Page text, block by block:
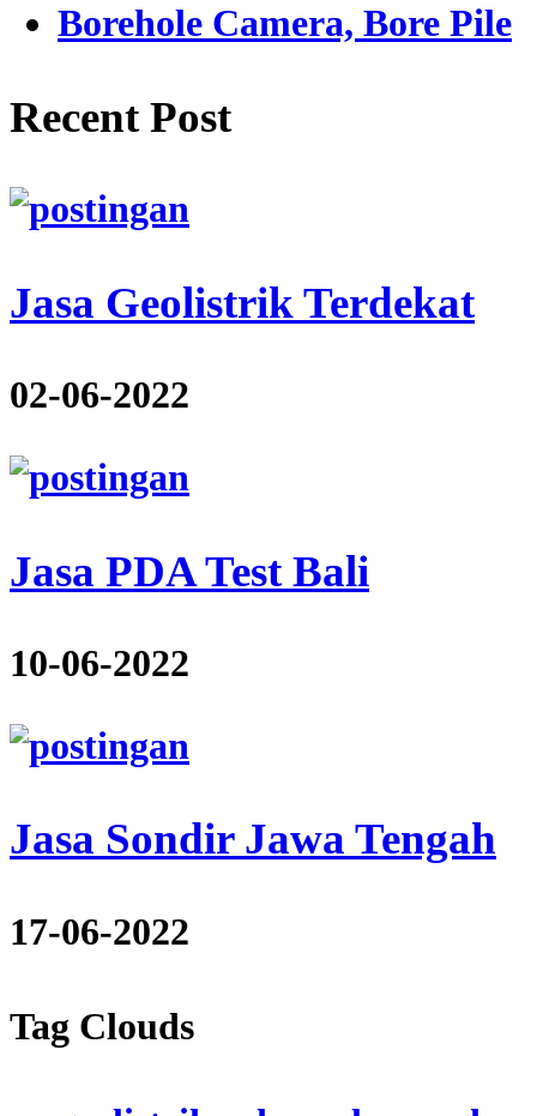
Borehole Camera, Bore Pile
Recent Post
Jasa Geolistrik Terdekat
02-06-2022
Jasa PDA Test Bali
10-06-2022
Jasa Sondir Jawa Tengah
17-06-2022
Tag Clouds